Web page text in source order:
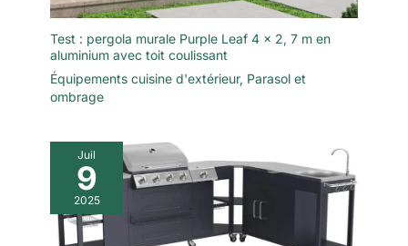
Test : pergola murale Purple Leaf 4 x 2, 7 m en
aluminium avec toit coulissant
Équipements cuisine d'extérieur, Parasol et
ombrage
Juil
9
2025